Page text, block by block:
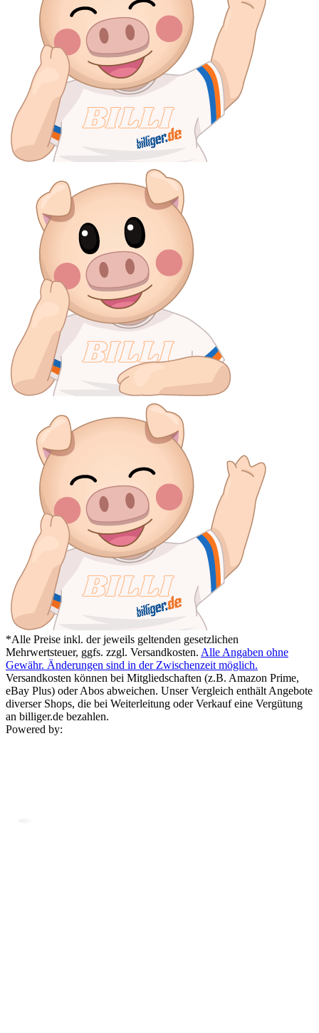
*Alle Preise inkl. der jeweils geltenden gesetzlichen
Mehrwertsteuer, ggfs. zzgl. Versandkosten. Alle Angaben ohne
Gewähr. Änderungen sind in der Zwischenzeit möglich.
Versandkosten können bei Mitgliedschaften (z.B. Amazon Prime,
eBay Plus) oder Abos abweichen. Unser Vergleich enthält Angebote
diverser Shops, die bei Weiterleitung oder Verkauf eine Vergütung
an billiger.de bezahlen.
Powered by: